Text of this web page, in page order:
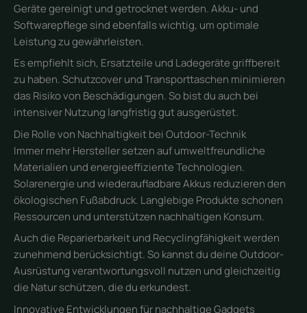
Geräte gereinigt und getrocknet werden. Akku- und
Softwarepflege sind ebenfalls wichtig, um optimale
Leistung zu gewährleisten.
Es empfiehlt sich, Ersatzteile und Ladegeräte griffbereit
zu haben. Schutzcover und Transporttaschen minimieren
das Risiko von Beschädigungen. So bist du auch bei
intensiver Nutzung langfristig gut ausgerüstet.
Die Rolle von Nachhaltigkeit bei Outdoor-Technik
Immer mehr Hersteller setzen auf umweltfreundliche
Materialien und energieeffiziente Technologien.
Solarenergie und wiederaufladbare Akkus reduzieren den
ökologischen Fußabdruck. Langlebige Produkte schonen
Ressourcen und unterstützen nachhaltigen Konsum.
Auch die Reparierbarkeit und Recyclingfähigkeit werden
zunehmend berücksichtigt. So kannst du deine Outdoor-
Ausrüstung verantwortungsvoll nutzen und gleichzeitig
die Natur schützen, die du erkundest.
Innovative Entwicklungen für nachhaltige Gadgets